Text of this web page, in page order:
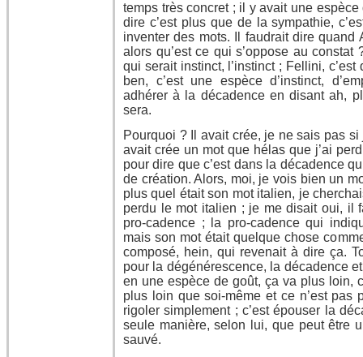
temps très concret ; il y avait une
dire c’est plus que de la sympathie,
inventer des mots. Il faudrait dire quand
alors qu’est ce qui s’oppose au constat
qui serait instinct, l’instinct ; Fellini, c’est
ben, c’est une espèce d’instinct,
adhérer à la décadence en disant ah,
sera.
Pourquoi ? Il avait crée, je ne sais pas
avait crée un mot que hélas que j’ai
pour dire que c’est dans la décadence
de création. Alors, moi, je vois bien un
plus quel était son mot italien, je
perdu le mot italien ; je me disait oui, il
pro-cadence ; la pro-cadence qui
mais son mot était quelque chose
composé, hein, qui revenait à dire ça.
pour la dégénérescence, la décadence
en une espèce de goût, ça va plus loin,
plus loin que soi-même et ce n’est pas
rigoler simplement ; c’est épouser la
seule manière, selon lui, que peut être
sauvé.